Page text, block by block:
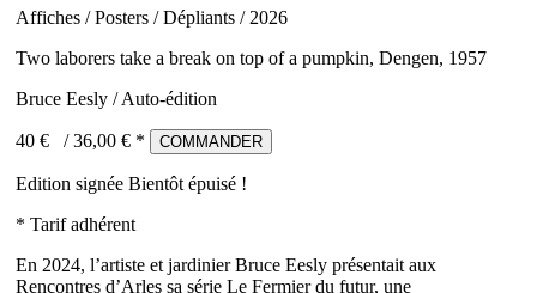
Affiches / Posters / Dépliants / 2026
Two laborers take a break on top of a pumpkin, Dengen, 1957
Bruce Eesly / Auto-édition
40 € /36,00 € * COMMANDER
Edition signée Bientôt épuisé !
* Tarif adhérent
En 2024, l’artiste et jardinier Bruce Eesly présentait aux
Rencontres d’Arles sa série Le Fermier du futur, une